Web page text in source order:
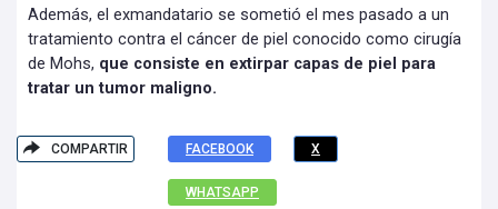
Además, el exmandatario se sometió el mes pasado a un
tratamiento contra el cáncer de piel conocido como cirugía
de Mohs, que consiste en extirpar capas de piel para
tratar un tumor maligno.
COMPARTIR FACEBOOK X
WHATSAPP